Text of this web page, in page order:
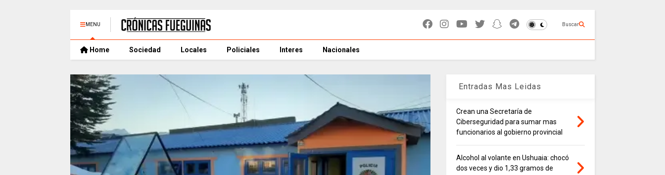
MENU Buscar
Home Sociedad Locales Policiales Interes Nacionales
Entradas Mas Leidas
Crean una Secretaría de
Ciberseguridad para sumar mas
funcionarios al gobierno provincial
Alcohol al volante en Ushuaia: chocó
dos veces y dio 1,33 gramos de